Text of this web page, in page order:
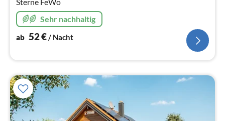
Sehr nachhaltig
ab 52€/ Nacht